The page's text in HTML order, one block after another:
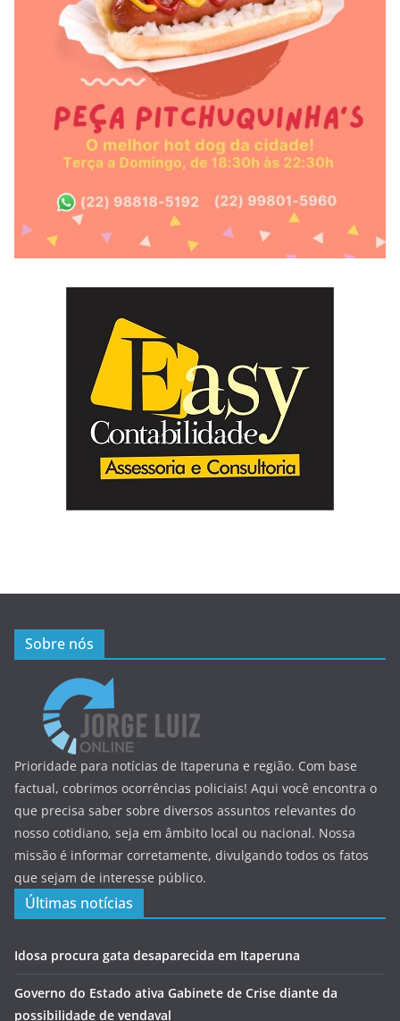
Sobre nós
Prioridade para notícias de Itaperuna e região. Com base
factual, cobrimos ocorrências policiais! Aqui você encontra o
que precisa saber sobre diversos assuntos relevantes do
nosso cotidiano, seja em âmbito local ou nacional. Nossa
missão é informar corretamente, divulgando todos os fatos
que sejam de interesse público.
Últimas notícias
Idosa procura gata desaparecida em Itaperuna
Governo do Estado ativa Gabinete de Crise diante da
possibilidade de vendaval